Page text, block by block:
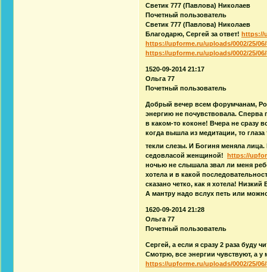
Светик 777 (Павлова) Николаев
Почетный пользователь
Светик 777 (Павлова) Николаев
Благодарю, Сергей за ответ!https://
https://upforme.ru/uploads/0002/25/
https://upforme.ru/uploads/0002/25/
1520-09-2014 21:17
Ольга 77
Почетный пользователь
Добрый вечер всем форумчанам,
энергию не почувствовала.
в каком-то коконе! Вчера не сразу
когда вышла из медитации, то
текли слезы. И Богиня меняла
седовласой женщиной!https://
ночью не слышала звал ли меня
хотела и в какой
сказано четко, как я хотела!
А мантру надо вслух петь или
1620-09-2014 21:28
Ольга 77
Почетный пользователь
Сергей, а если я сразу 2 раза буду
Смотрю, все энергии чувствуют, а у
https://upforme.ru/uploads/0002/25/